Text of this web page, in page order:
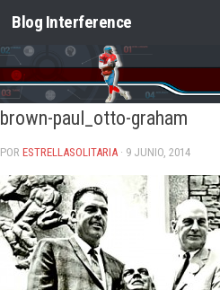
Saltar al contenido
Blog Interference
brown-paul_otto-graham
POR ESTRELLASOLITARIA · 9 JUNIO, 2014